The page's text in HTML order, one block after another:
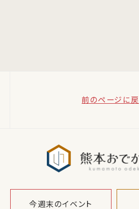
前のページに戻
今週末のイベント